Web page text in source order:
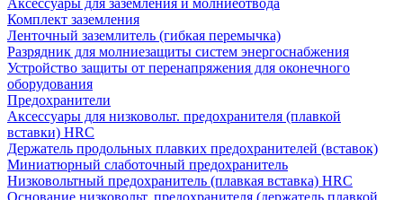
Аксессуары для заземления и молниеотвода
Комплект заземления
Ленточный заземлитель (гибкая перемычка)
Разрядник для молниезащиты систем энергоснабжения
Устройство защиты от перенапряжения для оконечного
оборудования
Предохранители
Аксессуары для низковольт. предохранителя (плавкой
вставки) HRC
Держатель продольных плавких предохранителей (вставок)
Миниатюрный слаботочный предохранитель
Низковольтный предохранитель (плавкая вставка) HRC
Основание низковольт. предохранителя (держатель плавкой